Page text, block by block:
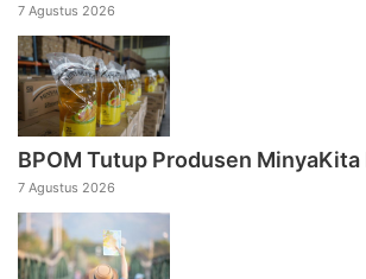
7 Agustus 2026
BPOM Tutup Produsen MinyaKita
7 Agustus 2026